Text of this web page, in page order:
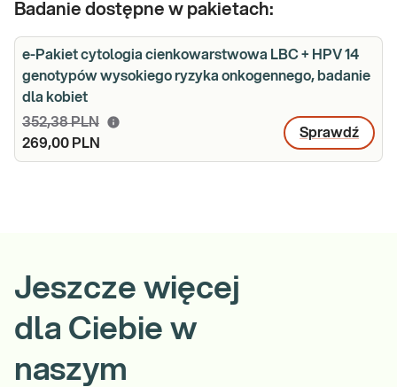
Badanie dostępne w pakietach:
e-Pakiet cytologia cienkowarstwowa LBC + HPV 14
genotypów wysokiego ryzyka onkogennego, badanie
dla kobiet
352,38 PLN
269,00 PLN
Sprawdź
Jeszcze więcej
dla Ciebie w
naszym